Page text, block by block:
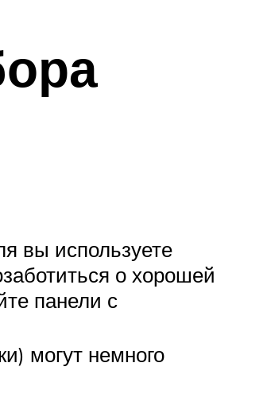
вы используете
о хорошей
панели с
могут немного